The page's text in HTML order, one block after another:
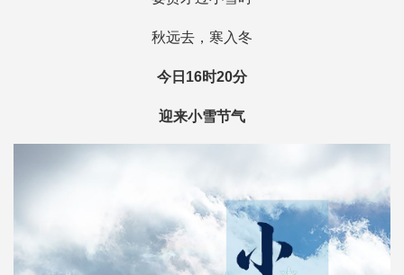
秋远去，寒入冬
今日16时20分
迎来小雪节气